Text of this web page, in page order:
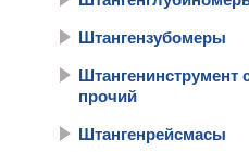
Штангензубомеры
Штангенинструмент
прочий
Штангенрейсмасы